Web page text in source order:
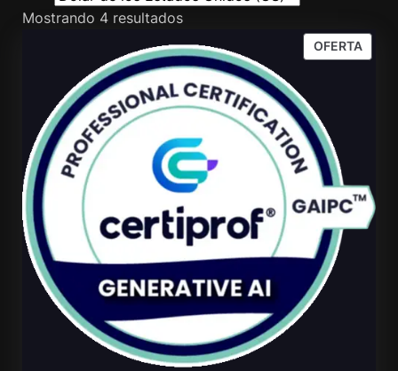
Mostrando 4 resultados
OFERTA
EN